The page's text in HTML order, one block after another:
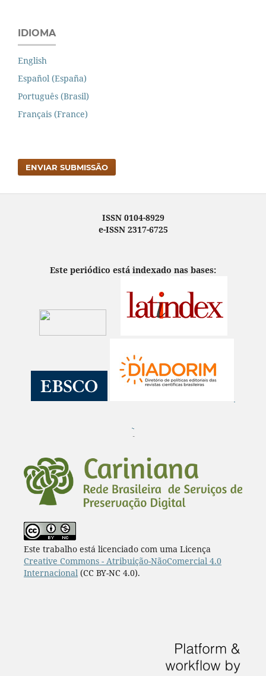
IDIOMA
English
Español (España)
Português (Brasil)
Français (France)
ENVIAR SUBMISSÃO
ISSN 0104-8929
e-ISSN 2317-6725
Este periódico está indexado nas bases:
¨
Este trabalho está licenciado com uma Licença
Creative Commons - Atribuição-NãoComercial 4.0
Internacional (CC BY-NC 4.0).